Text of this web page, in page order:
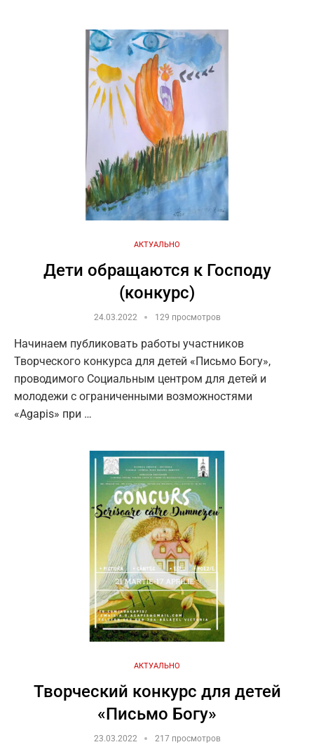
АКТУАЛЬНО
Дети обращаются к Господу
(конкурс)
24.03.2022 129 просмотров
Начинаем публиковать работы участников
Творческого конкурса для детей «Письмо Богу»,
проводимого Социальным центром для детей и
молодежи с ограниченными возможностями
«Agapis» при …
АКТУАЛЬНО
Творческий конкурс для детей
«Письмо Богу»
23.03.2022 217 просмотров